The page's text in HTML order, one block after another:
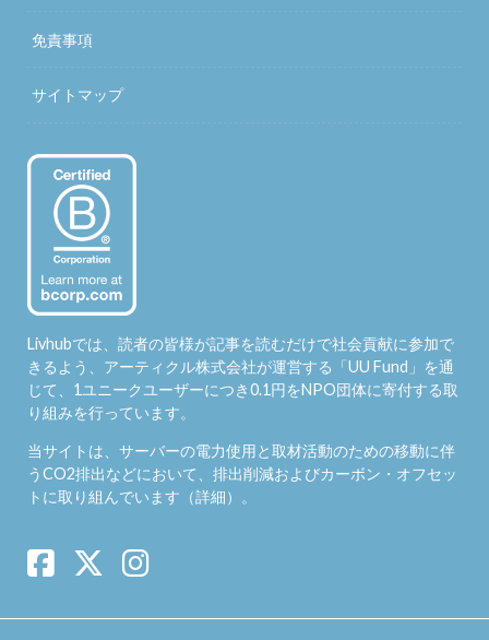
免責事項
サイトマップ
Livhubでは、読者の皆様が記事を読むだけで社会貢献に参加で
きるよう、アーティクル株式会社が運営する「UU Fund 」を通
じて、1ユニークユーザーにつき0.1円をNPO団体に寄付する取
り組みを行っています。
当サイトは、サーバーの電力使用と取材活動のための移動に伴
うCO2排出などにおいて、排出削減およびカーボン・オフセッ
トに取り組んでいます（詳細）。